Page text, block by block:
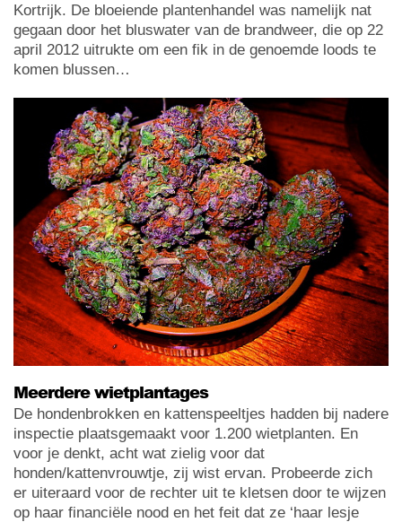
Kortrijk. De bloeiende plantenhandel was namelijk nat
gegaan door het bluswater van de brandweer, die op 22
april 2012 uitrukte om een fik in de genoemde loods te
komen blussen…
Meerdere wietplantages
De hondenbrokken en kattenspeeltjes hadden bij nadere
inspectie plaatsgemaakt voor 1.200 wietplanten. En
voor je denkt, acht wat zielig voor dat
honden/kattenvrouwtje, zij wist ervan. Probeerde zich
er uiteraard voor de rechter uit te kletsen door te wijzen
op haar financiële nood en het feit dat ze ‘haar lesje